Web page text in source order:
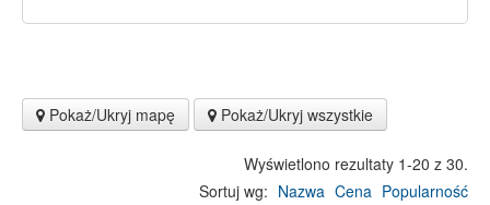
Pokaż/Ukryj mapę Pokaż/Ukryj wszystkie
Wyświetlono rezultaty 1-20 z 30.
Sortuj wg: Nazwa Cena Popularność